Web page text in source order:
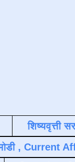
शिष्यवृत्ती
, Current